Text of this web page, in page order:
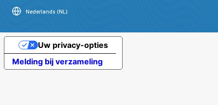
Nederlands (NL)
Melding bij verzameling
Uw privacy-opties